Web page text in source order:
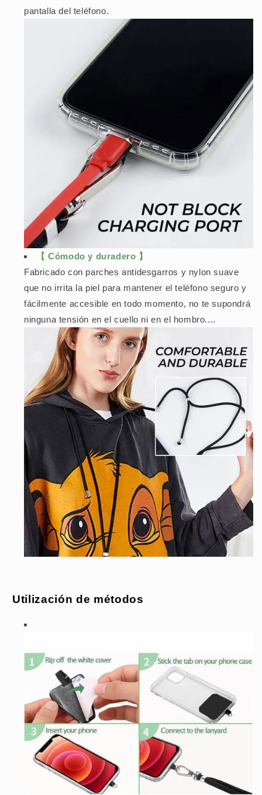
pantalla del teléfono.
【 Cómodo y duradero 】
Fabricado con parches antidesgarros y nylon suave
que no irrita la piel para mantener el teléfono seguro y
fácilmente accesible en todo momento, no te supondrá
ninguna tensión en el cuello ni en el hombro....
Utilización de métodos